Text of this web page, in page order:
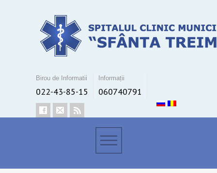
Birou de Informatii
022-43-85-15
Informații
060740791